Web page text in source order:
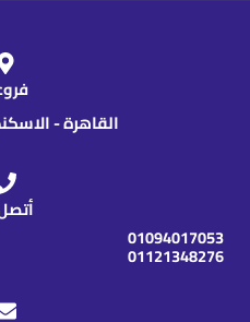
القاهرة -
01094017053
01121348276